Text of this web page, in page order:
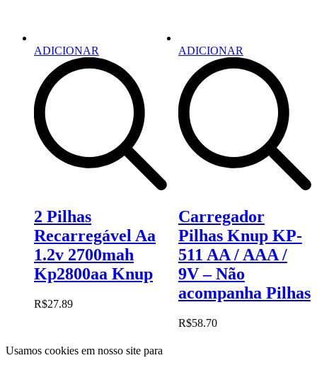
ADICIONAR
2 Pilhas
Recarregável Aa
1.2v 2700mah
Kp2800aa Knup
R$27.89
ADICIONAR
Carregador
Pilhas Knup KP-
511 AA / AAA /
9V – Não
acompanha Pilhas
R$58.70
Usamos cookies em nosso site para